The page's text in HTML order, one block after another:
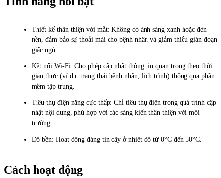
Thiết kế thân thiện với mắt: Không có ánh sáng xanh hoặc đèn
nền, đảm bảo sự thoải mái cho bệnh nhân và giảm thiểu gián đoạn
giấc ngủ.
Kết nối Wi-Fi: Cho phép cập nhật thông tin quan trọng theo thời
gian thực (ví dụ: trạng thái bệnh nhân, lịch trình) thông qua phần
mềm tập trung.
Tiêu thụ điện năng cực thấp: Chỉ tiêu thụ điện trong quá trình cập
nhật nội dung, phù hợp với các sáng kiến ​​thân thiện với môi
trường.
Độ bền: Hoạt động đáng tin cậy ở nhiệt độ từ 0°C đến 50°C.
Cách hoạt động